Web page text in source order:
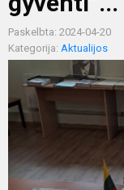
Paskelbta: 2024-04-20
Kategorija: Aktualijos